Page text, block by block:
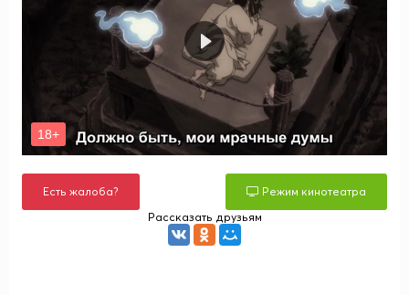
Есть жалоба?
Режим кинотеатра
Рассказать друзьям